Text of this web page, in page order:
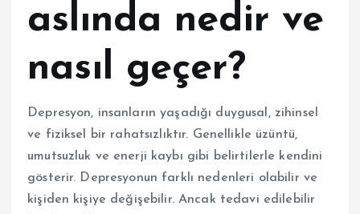
aslında nedir ve
nasıl geçer?
Depresyon, insanların yaşadığı duygusal, zihinsel
ve fiziksel bir rahatsızlıktır. Genellikle üzüntü,
umutsuzluk ve enerji kaybı gibi belirtilerle kendini
gösterir. Depresyonun farklı nedenleri olabilir ve
kişiden kişiye değişebilir. Ancak tedavi edilebilir